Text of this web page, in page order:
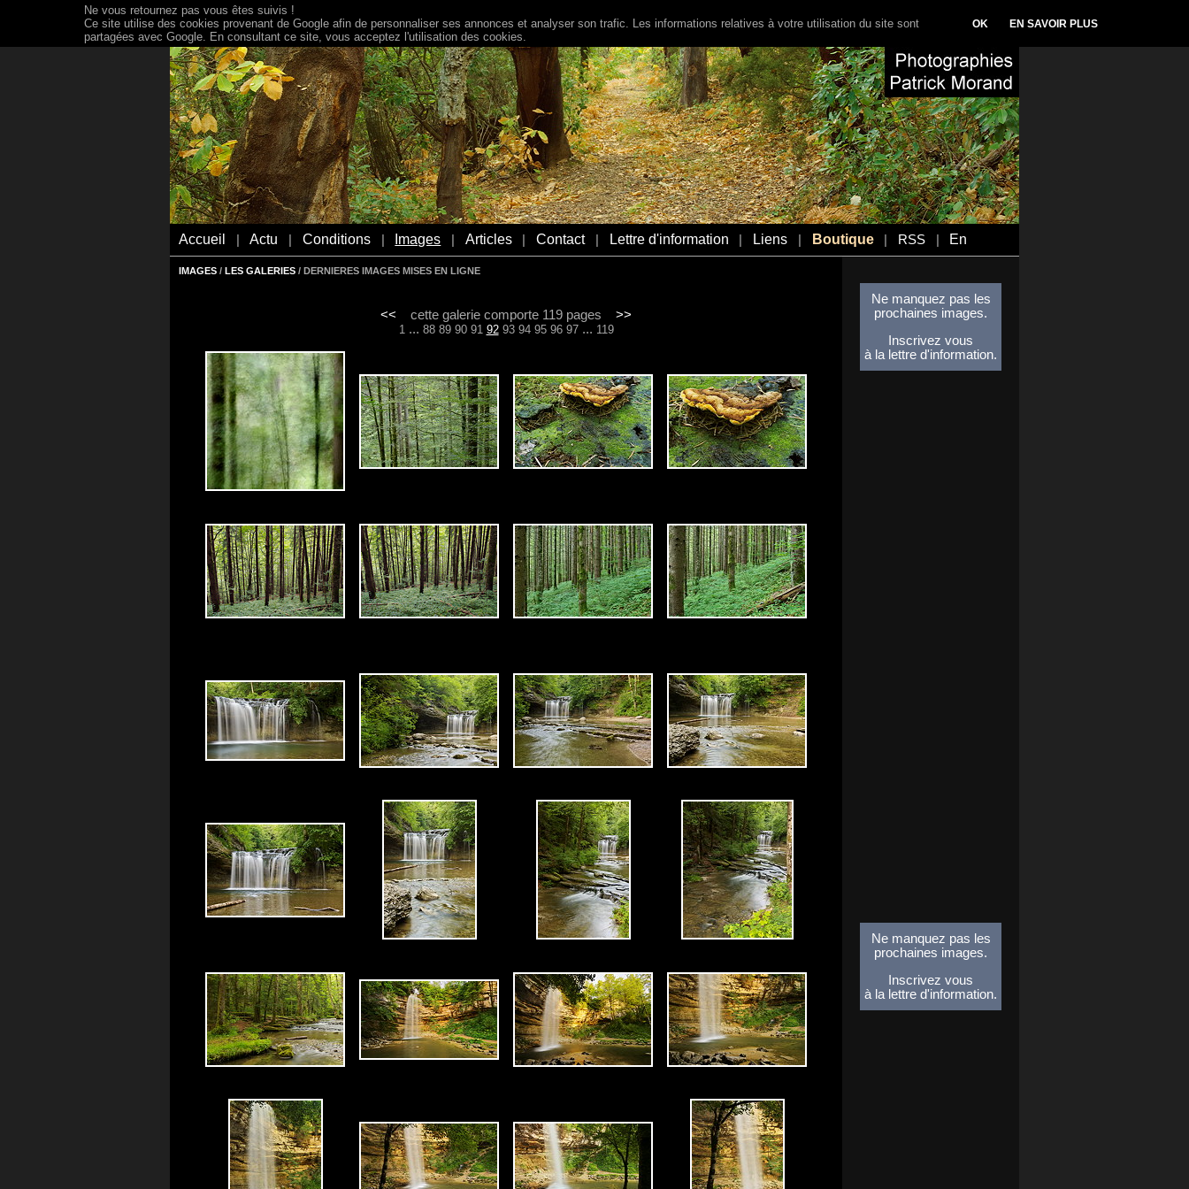
Accueil Actu Conditions Images Articles Contact Lettre d'information Liens Boutique RSS En
IMAGES / LES GALERIES / DERNIERES IMAGES MISES EN LIGNE
<< cette galerie comporte 119 pages >>
1... 88 89 90 91 92 93 94 95 96 97... 119
Ne manquez pas les
prochaines images.
Inscrivez vous
à la lettre d'information.
Ne manquez pas les
prochaines images.
Inscrivez vous
à la lettre d'information.
Ne vous retournez pas vous êtes suivis !
Ce site utilise des cookies provenant de Google afin de personnaliser ses annonces et analyser son trafic. Les informations relatives à votre utilisation du site sont
partagées avec Google. En consultant ce site, vous acceptez l'utilisation des cookies.
OK EN SAVOIR PLUS